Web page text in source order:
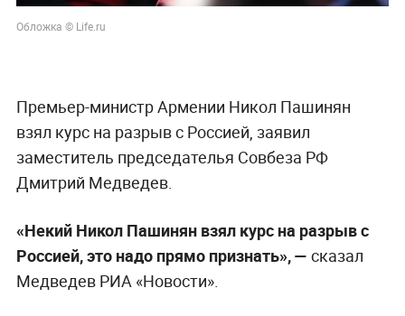
Обложка © Life.ru
Премьер-министр Армении Никол Пашинян
взял курс на разрыв с Россией, заявил
заместитель председателья Совбеза РФ
Дмитрий Медведев.
«Некий Никол Пашинян взял курс на разрыв с
Россией, это надо прямо признать», — сказал
Медведев РИА «Новости».